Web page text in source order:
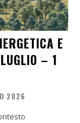
E
– 1
2026